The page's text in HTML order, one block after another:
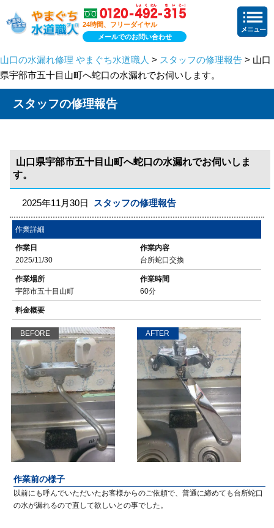
24時間、フリーダイヤル
メールでのお問い合わせ
山口の水漏れ修理 やまぐち水道職人 > スタッフの修理報告 > 山口
県宇部市五十目山町へ蛇口の水漏れでお伺いします。
スタッフの修理報告
山口県宇部市五十目山町へ蛇口の水漏れでお伺いしま
す。
2025年11月30日 スタッフの修理報告
作業詳細
作業日
2025/11/30
作業内容
台所蛇口交換
作業場所
宇部市五十目山町
作業時間
60分
料金概要
BEFORE AFTER
作業前の様子
以前にも呼んでいただいたお客様からのご依頼で、普通に締めても台所蛇口
の水が漏れるので直して欲しいとの事でした。